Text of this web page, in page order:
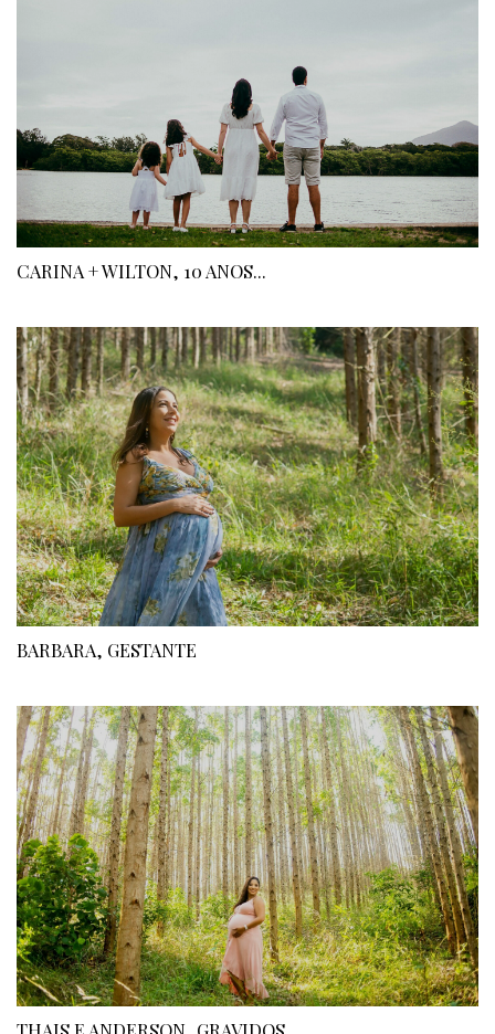
CARINA + WILTON, 10 ANOS...
BARBARA, GESTANTE